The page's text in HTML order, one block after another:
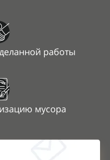
работы
мусора